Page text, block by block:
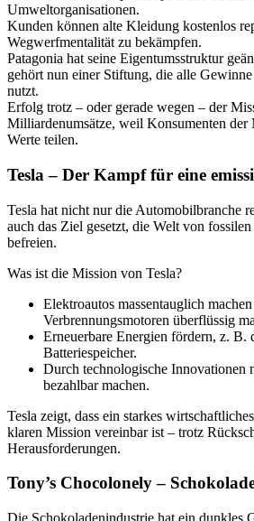
Umweltorganisationen.
Kunden können alte Kleidung kostenlos
Wegwerfmentalität zu bekämpfen.
Patagonia hat seine Eigentumsstruktur
gehört nun einer Stiftung, die alle
nutzt.
Erfolg trotz – oder gerade wegen – der
Milliardenumsätze, weil Konsumenten der
Werte teilen.
Tesla – Der Kampf für eine
Tesla hat nicht nur die Automobilbranche
auch das Ziel gesetzt, die Welt von
befreien.
Was ist die Mission von Tesla?
Elektroautos massentauglich
Verbrennungsmotoren überflüssig
Erneuerbare Energien fördern, z. B.
Batteriespeicher.
Durch technologische Innovationen
bezahlbar machen.
Tesla zeigt, dass ein starkes
klaren Mission vereinbar ist – trotz
Herausforderungen.
Tony’s Chocolonely –
Die Schokoladenindustrie hat ein dunkles